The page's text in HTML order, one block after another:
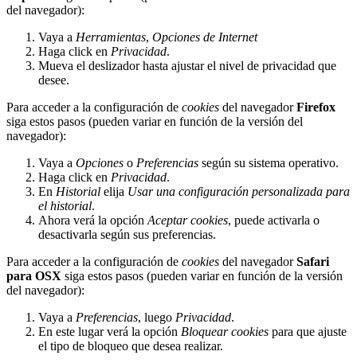
del navegador):
Vaya a Herramientas, Opciones de Internet
Haga click en Privacidad.
Mueva el deslizador hasta ajustar el nivel de privacidad que
desee.
Para acceder a la configuración de cookies del navegadorFirefox
siga estos pasos (pueden variar en función de la versión del
navegador):
Vaya a Opciones o Preferencias según su sistema operativo.
Haga click en Privacidad.
En Historial elija Usar una configuración personalizada para
el historial.
Ahora verá la opción Aceptar cookies, puede activarla o
desactivarla según sus preferencias.
Para acceder a la configuración de cookies del navegadorSafari
para OSX siga estos pasos (pueden variar en función de la versión
del navegador):
Vaya a Preferencias, luego Privacidad.
En este lugar verá la opción Bloquear cookies para que ajuste
el tipo de bloqueo que desea realizar.